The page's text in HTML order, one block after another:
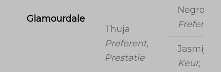
Glamourdale
Thuja
Preferent,
Prestatie
Negro
Freferent
Jasmijn
Keur,